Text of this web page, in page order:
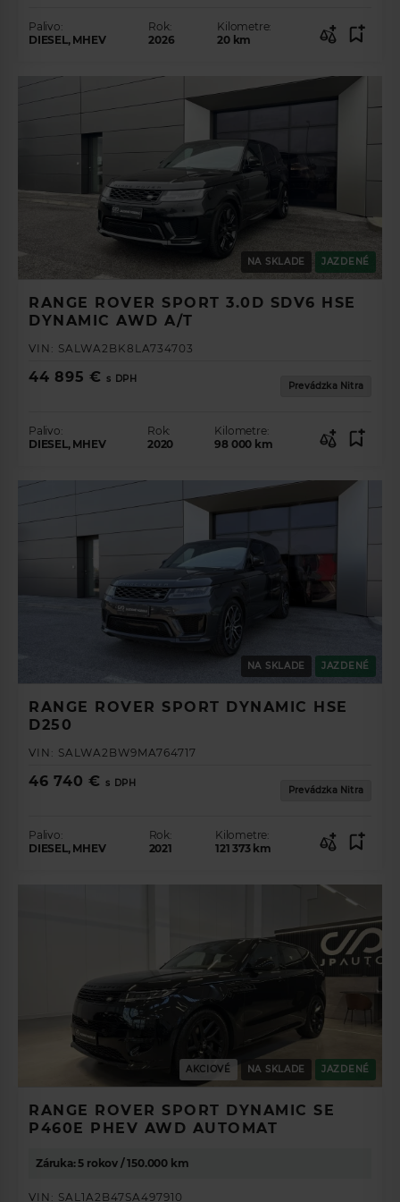
Palivo:
DIESEL, MHEV
Rok:
2026
Kilometre:
20 km
NA SKLADE JAZDENÉ
RANGE ROVER SPORT 3.0D SDV6 HSE
DYNAMIC AWD A/T
VIN: SALWA2BK8LA734703
44 895 € s DPH
Prevádzka Nitra
Palivo:
DIESEL, MHEV
Rok:
2020
Kilometre:
98 000 km
NA SKLADE JAZDENÉ
RANGE ROVER SPORT DYNAMIC HSE
D250
VIN: SALWA2BW9MA764717
46 740 € s DPH
Prevádzka Nitra
Palivo:
DIESEL, MHEV
Rok:
2021
Kilometre:
121 373 km
AKCIOVÉ NA SKLADE JAZDENÉ
RANGE ROVER SPORT DYNAMIC SE
P460E PHEV AWD AUTOMAT
Záruka: 5 rokov / 150.000 km
VIN: SAL1A2B47SA497910